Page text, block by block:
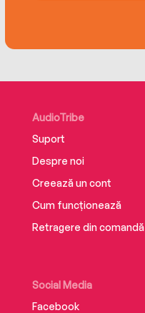
AudioTribe
Suport
Despre noi
Creează un cont
Cum funcționează
Retragere din comandă
Social Media
Facebook